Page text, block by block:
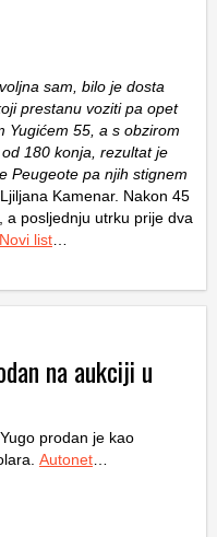
sam, bilo je dosta
prestanu voziti pa opet
Yugićem 55, a s obzirom
180 konja, rezultat je
Peugeote pa njih stignem
Kamenar. Nakon 45
a posljednju utrku prije dva
Novi list
na aukciji u
prodan je kao
Autonet